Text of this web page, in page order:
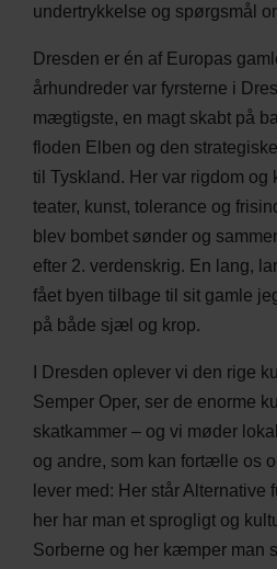
undertrykkelse og spørgsmål
Dresden er én af Europas
århundreder var fyrsterne i
mægtigste, en magt skabt på
floden Elben og den
til Tyskland. Her var rigdom og
teater, kunst, tolerance og
blev bombet sønder og
efter 2. verdenskrig. En lang,
fået byen tilbage til sit gamle
på både sjæl og krop.
I Dresden oplever vi den rige
Semper Oper, ser de enorme
skatkammer – og vi møder
og andre, som kan fortælle os
lever med: Her står
her har man et sprogligt og
Sorberne og her kæmper man